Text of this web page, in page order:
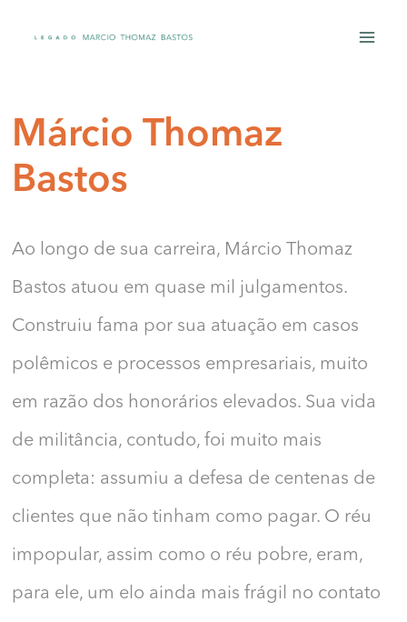
Márcio Thomaz
Bastos
Ao longo de sua carreira, Márcio Thomaz
Bastos atuou em quase mil julgamentos.
Construiu fama por sua atuação em casos
polêmicos e processos empresariais, muito
em razão dos honorários elevados. Sua vida
de militância, contudo, foi muito mais
completa: assumiu a defesa de centenas de
clientes que não tinham como pagar. O réu
impopular, assim como o réu pobre, eram,
para ele, um elo ainda mais frágil no contato